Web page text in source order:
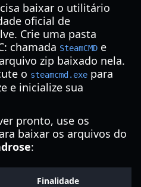
baixar o utilitário
oficial de
Crie uma pasta
chamada SteamCMD e
zip baixado nela.
o steamcmd.exe para
e inicialize sua
pronto, use os
baixar os arquivos do
:
Finalidade